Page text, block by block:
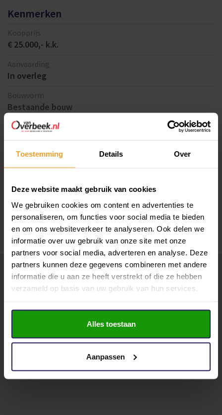
Toestemming Details Over
Deze website maakt gebruik van cookies
We gebruiken cookies om content en advertenties te
personaliseren, om functies voor social media te bieden
en om ons websiteverkeer te analyseren. Ook delen we
informatie over uw gebruik van onze site met onze
partners voor social media, adverteren en analyse. Deze
partners kunnen deze gegevens combineren met andere
informatie die u aan ze heeft verstrekt of die ze hebben
verzameld op basis van uw gebruik van hun services.
Alles toestaan
Aanpassen
De garageboxen zijn gelegen in verschillende hofjes van
woonwijken. De bereikbaarheid is goed en aan de voorzijde
zijn binnenterreinen gelegen. Daarnaast is er een goede
Aanvaarding: In overleg.
Type aanvaarding: In verhuurde staat of vrij van huur en
gebruik mogelijk
In de garagebox zijn geen nutsvoorzieningen aanwezig
Krelagehof 18 A
Krelagehof 18 E
Krelagehof 18 I
Krelagehof 18 K
Disclaimer: De foto aan de binnenzijde is indicatief en kan
afwijken van de werkelijkheid.
Kenmerken
Koopprijs
€ 25.000,- k.k.
Aanvaarding
In overleg
Bouwvorm
Bestaande bouw
Oppervlak
Toon meer
Bekijk ook
Kaart Zonnegrens
Kaart